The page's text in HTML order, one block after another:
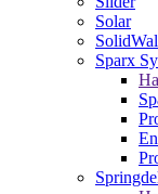
Solar
Sparx